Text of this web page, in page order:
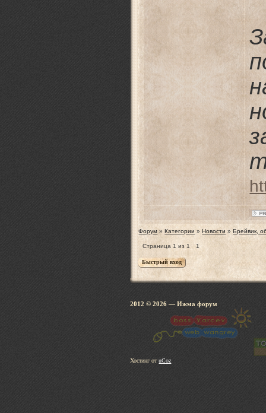
Форум » Категории » Новости » Брейвик,
Страница 1 из 1 1
2012 © 2026 — Ижма
Хостинг отuCoz